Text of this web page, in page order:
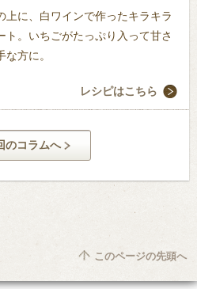
上に、白ワインで作ったキラキラ
ト。いちごがたっぷり入って甘さ
方に。
レシピはこちら
のコラムへ
このページの先頭へ